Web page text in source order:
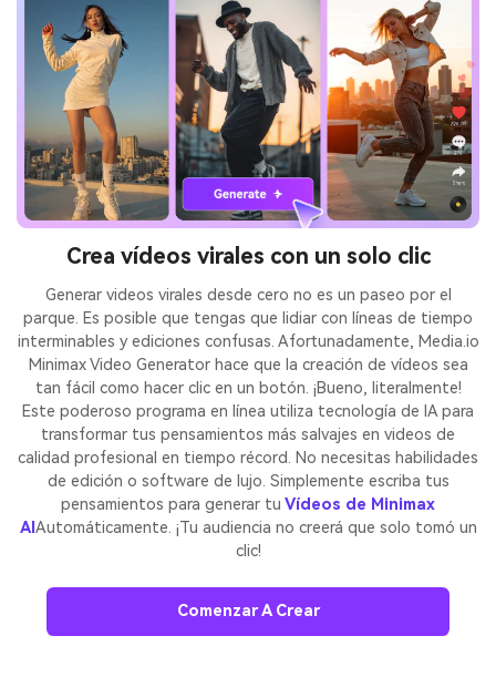
Crea vídeos virales con un solo clic
Generar videos virales desde cero no es un paseo por el
parque. Es posible que tengas que lidiar con líneas de tiempo
interminables y ediciones confusas. Afortunadamente, Media.io
Minimax Video Generator hace que la creación de vídeos sea
tan fácil como hacer clic en un botón. ¡Bueno, literalmente!
Este poderoso programa en línea utiliza tecnología de IA para
transformar tus pensamientos más salvajes en videos de
calidad profesional en tiempo récord. No necesitas habilidades
de edición o software de lujo. Simplemente escriba tus
pensamientos para generar tu Vídeos de Minimax
AI Automáticamente. ¡Tu audiencia no creerá que solo tomó un
clic!
Comenzar A Crear